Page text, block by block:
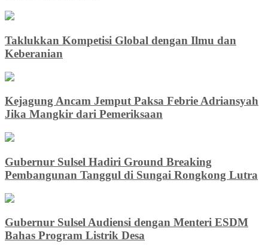
Taklukkan Kompetisi Global dengan Ilmu dan
Keberanian
Kejagung Ancam Jemput Paksa Febrie Adriansyah
Jika Mangkir dari Pemeriksaan
Gubernur Sulsel Hadiri Ground Breaking
Pembangunan Tanggul di Sungai Rongkong Lutra
Gubernur Sulsel Audiensi dengan Menteri ESDM
Bahas Program Listrik Desa